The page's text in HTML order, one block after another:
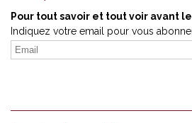
Pour tout savoir et tout voir avant
Indiquez votre email pour vous